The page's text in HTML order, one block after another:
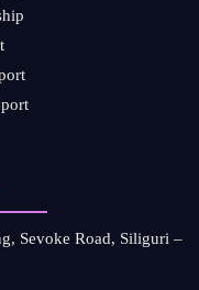
Sevoke Road, Siliguri –